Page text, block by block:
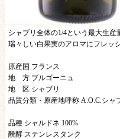
シャブリ全体の1/4という最大生産
瑞々しい白果実のアロマにフレッ
原産国 フランス
地 方 ブルゴーニュ
地 区 シャブリ
品質分類・原産地呼称 A.O.C.シャ
品種 シャルドネ 100%
醗酵 ステンレスタンク